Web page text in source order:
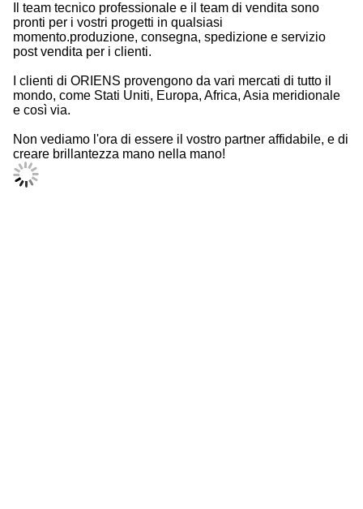
Il team tecnico professionale e il team di vendita sono
pronti per i vostri progetti in qualsiasi
momento.produzione, consegna, spedizione e servizio
post vendita per i clienti.
I clienti di ORIENS provengono da vari mercati di tutto il
mondo, come Stati Uniti, Europa, Africa, Asia meridionale
e così via.
Non vediamo l'ora di essere il vostro partner affidabile, e di
creare brillantezza mano nella mano!